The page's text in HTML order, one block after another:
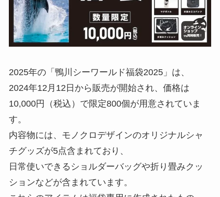
2025年の「鴨川シーワールド福袋2025」は、
2024年12月12日から販売が開始され、価格は
10,000円（税込）で限定800個が用意されていま
す。
内容物には、モノクロデザインのオリジナルシャ
チグッズが5点含まれており、
日常使いできるショルダーバッグや折り畳みクッ
ションなどが含まれています。